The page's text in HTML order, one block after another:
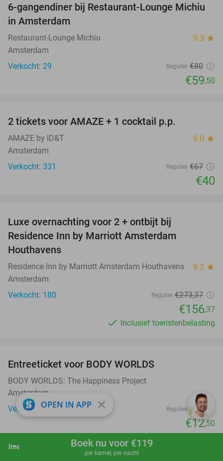
shopping_cart Boek nu
hotel Boek nu voor €119
per kamer, per nacht
26%
6-gangendiner bij Restaurant-Lounge Michiu
in Amsterdam
Restaurant-Lounge Michiu 9.3 star
Amsterdam
Verkocht: 29
Regulier €80
€59,50
2 tickets voor AMAZE + 1 cocktail p.p.
AMAZE by ID&T 9.0 star
Amsterdam
Verkocht: 331
Regulier €67
€40
Luxe overnachting voor 2 + ontbijt bij
Residence Inn by Marriott Amsterdam
Houthavens
Residence Inn by Marriott Amsterdam Houthavens 9.2 star
Amsterdam
Verkocht: 180
Regulier €273,37
€156,37
Inclusief toeristenbelasting
Entreeticket voor BODY WORLDS
BODY WORLDS: The Happiness Project
Amsterdam
Verkocht: 506
Regulier €25
€12,50
OPEN IN APP close